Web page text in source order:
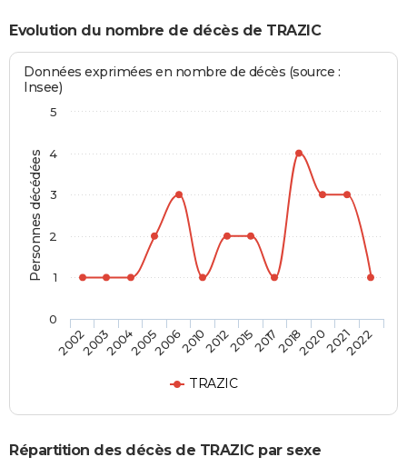
Evolution du nombre de décès de TRAZIC
Personnes décédées
Données exprimées en nombre de décès (source :
Insee)
TRAZIC
2002200320042005200620102012201520172018202020212022
0
1
2
3
4
5
Répartition des décès de TRAZIC par sexe